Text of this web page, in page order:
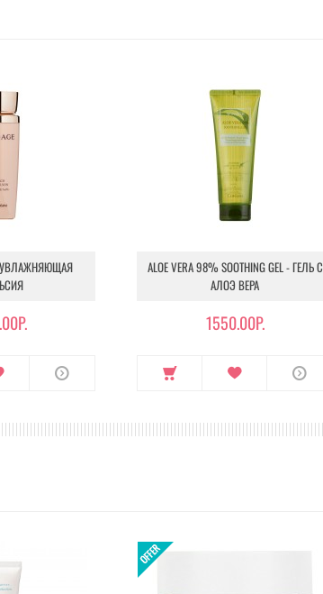
- УВЛАЖНЯЮЩАЯ
ALOE VERA 98% SOOTHING GEL - ГЕЛЬ С
АЛОЭ ВЕРА
1550.00Р.